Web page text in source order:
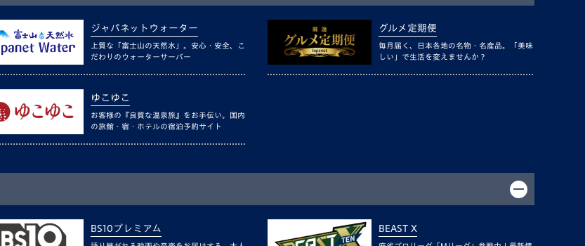
ジャパネットウォーター
上質な「富士山の天然水」。安心・安全、こ
だわりのウォーターサーバー
グルメ定期便
毎月届く、日本各地の名物・名産品。「美味
しい」で生活を変えませんか？
ゆこゆこ
お客様の『良質な温泉旅』をお手伝い。国内
の旅館・宿・ホテルの宿泊予約サイト
BS10プレミアム BEAST X